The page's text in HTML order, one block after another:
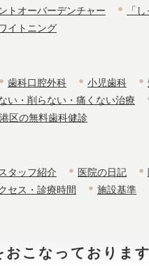
トオーバーデンチャー
「
イトニング
歯科口腔外科 小児歯科
い・削らない・痛くない治療
港区の無料歯科健診
スタッフ紹介 医院の日記
セス・診療時間
施設基準
おこなっておりま